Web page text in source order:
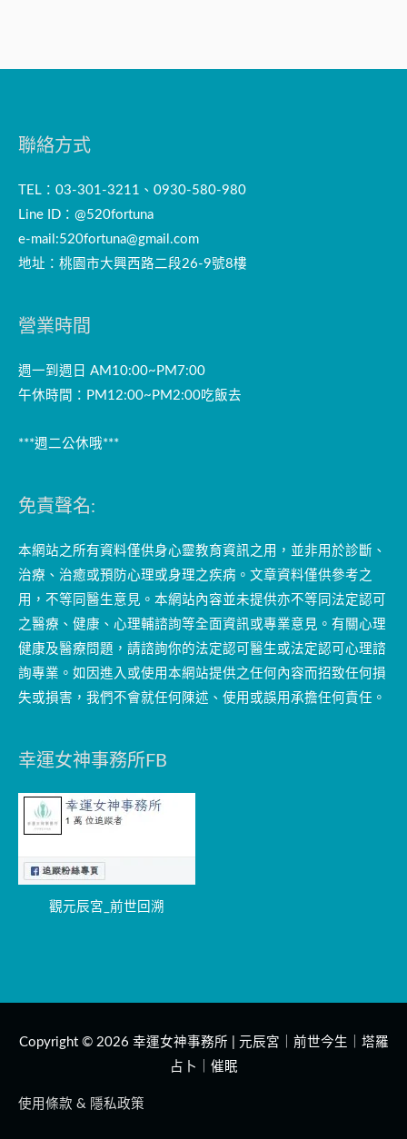
聯絡方式
TEL：03-301-3211、0930-580-980
Line ID：@520fortuna
e-mail:520fortuna@gmail.com
地址：桃園市大興西路二段26-9號8樓
營業時間
週一到週日 AM10:00~PM7:00
午休時間：PM12:00~PM2:00吃飯去
***週二公休哦***
免責聲名:
本網站之所有資料僅供身心靈教育資訊之用，並非用於診斷、
治療、治癒或預防心理或身理之疾病。文章資料僅供參考之
用，不等同醫生意見。本網站內容並未提供亦不等同法定認可
之醫療、健康、心理輔諮詢等全面資訊或專業意見。有關心理
健康及醫療問題，請諮詢你的法定認可醫生或法定認可心理諮
詢專業。如因進入或使用本網站提供之任何內容而招致任何損
失或損害，我們不會就任何陳述、使用或誤用承擔任何責任。
幸運女神事務所FB
觀元辰宮_前世回溯
Copyright © 2026 幸運女神事務所 | 元辰宮｜前世今生｜塔羅
占卜｜催眠
使用條款 & 隱私政策